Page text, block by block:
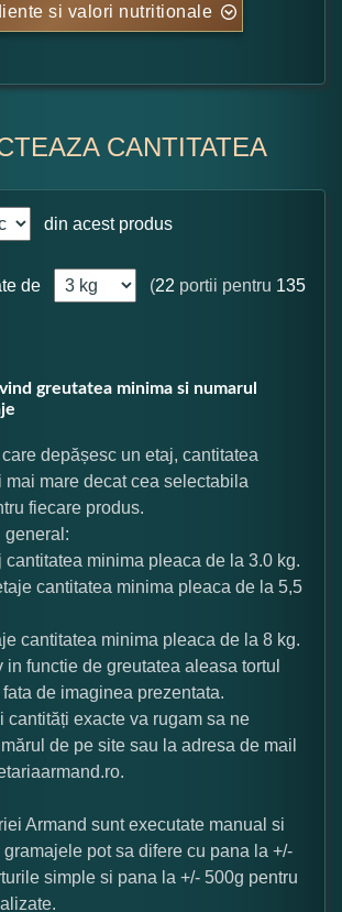
si valori nutritionale
CANTITATEA
din acest produs
de (22 portii pentru 135
greutatea minima si numarul
depășesc un etaj, cantitatea
mai mare decat cea selectabila
fiecare produs.
general:
cantitatea minima pleaca de la 3.0 kg.
cantitatea minima pleaca de la 5,5
cantitatea minima pleaca de la 8 kg.
in functie de greutatea aleasa tortul
de imaginea prezentata.
cantități exacte va rugam sa ne
de pe site sau la adresa de mail
Armand sunt executate manual si
pot sa difere cu pana la +/-
simple si pana la +/- 500g pentru